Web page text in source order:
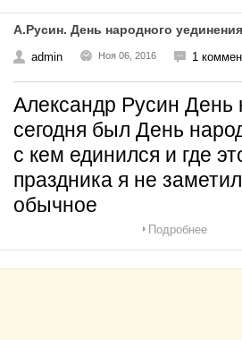
А.Русин. День народного уединения
admin Ноя 06, 2016 1
Александр Русин День
сегодня был День
с кем единился и где
праздника я не
обычное
Подробнее